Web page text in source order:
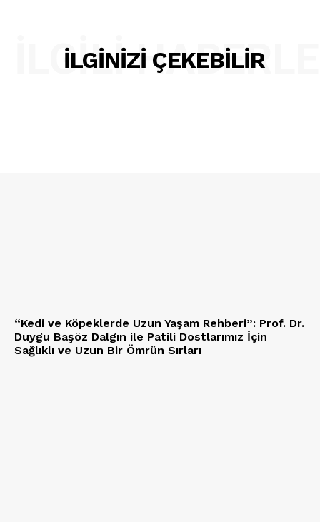
İLGINIZI ÇEKEBILIR
İLGILI
“Kedi ve Köpeklerde Uzun Yaşam Rehberi”: Prof. Dr.
Duygu Başöz Dalgın ile Patili Dostlarımız İçin
Sağlıklı ve Uzun Bir Ömrün Sırları